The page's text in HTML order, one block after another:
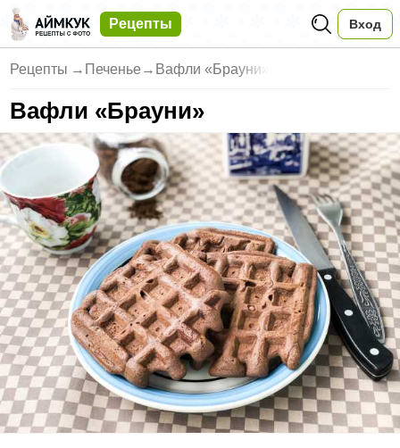
Рецепты Вход
Рецепты → Печенье → Вафли «Брауни»
Вафли «Брауни»